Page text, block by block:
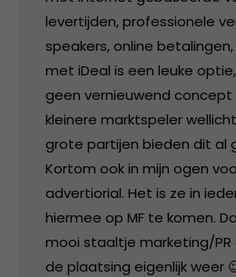
levertijden, professionele
speakers, online
met iDeal is een leuke
geen vernieuwend
kleinere marktspeler
grote partijen bieden dit al
Kortom ook in mijn ogen
advertiorial. Het is ze in
hiermee op MF te komen.
mooi staaltje marketing/
de plaatsing eigenlijk weer